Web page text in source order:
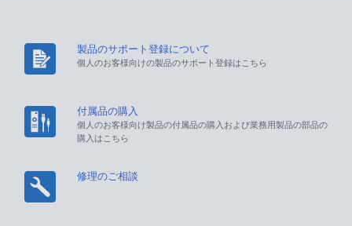
製品のサポート登録について
個人のお客様向けの製品のサポート登録はこちら
付属品の購入
個人のお客様向け製品の付属品の購入および業務用製品の部品の
購入はこちら
修理のご相談